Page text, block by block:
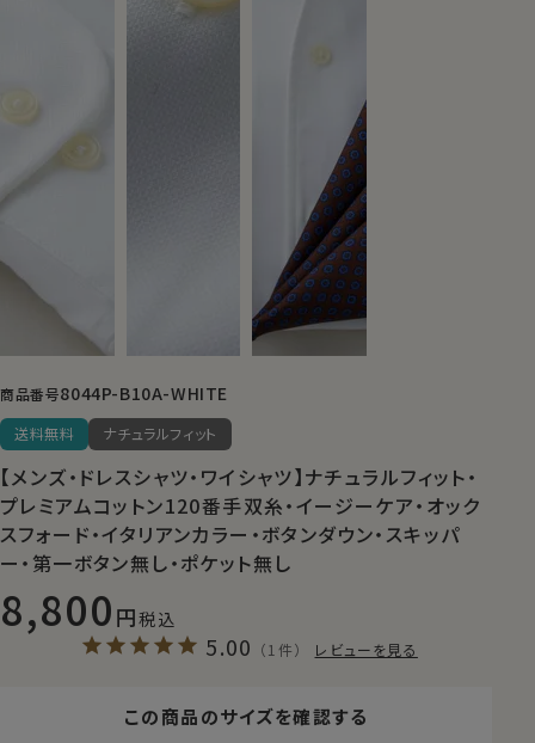
商品番号8044P-B10A-WHITE
送料無料 ナチュラルフィット
【メンズ・ドレスシャツ・ワイシャツ】ナチュラルフィット・
プレミアムコットン120番手双糸・イージーケア・オック
スフォード・イタリアンカラー・ボタンダウン・スキッパ
ー・第一ボタン無し・ポケット無し
8,800 税込
5.00 （1件） レビューを見る
この商品のサイズを確認する